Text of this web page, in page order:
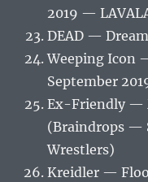
2019 —
DEAD —
Weeping Icon
September
Ex-Friendly —
(Braindrops —
Wrestlers)
Kreidler —